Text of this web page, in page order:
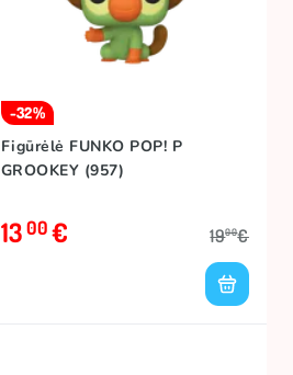
-32%
Figūrėlė FUNKO POP! P
GROOKEY (957)
1300€ 1900€